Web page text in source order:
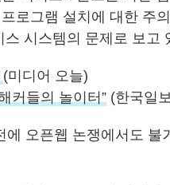
로그램 설치에 대한 주
시스템의 문제로 보고
(미디어 오늘)
커들의 놀이터” (한국일
오픈웹 논쟁에서도 불